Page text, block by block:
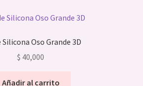
Las
se
Silicona Oso Grande 3D
$ 40,000
Añadir al carrito